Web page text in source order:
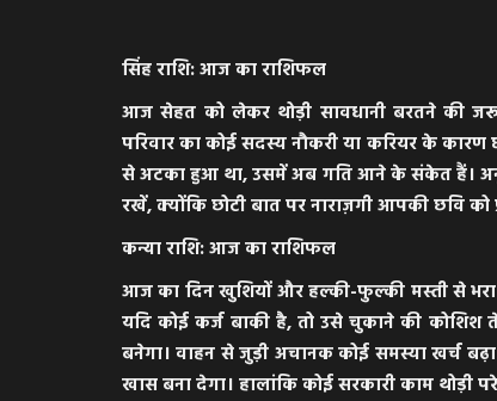
सिंह राशि: आज का राशिफल
आज सेहत को लेकर थोड़ी सावधानी बरतने की
परिवार का कोई सदस्य नौकरी या करियर के
से अटका हुआ था, उसमें अब गति आने के संकेत हैं।
रखें, क्योंकि छोटी बात पर नाराज़गी आपकी छवि को
कन्या राशि: आज का राशिफल
आज का दिन खुशियों और हल्की-फुल्की मस्ती से
यदि कोई कर्ज बाकी है, तो उसे चुकाने की
बनेगा। वाहन से जुड़ी अचानक कोई समस्या खर्च
खास बना देगा। हालांकि कोई सरकारी काम थोड़ी